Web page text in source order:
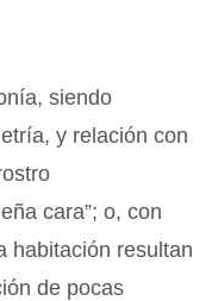
siendo
y relación con
cara”; o, con
habitación resultan
de pocas